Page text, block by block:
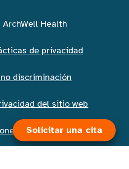
Solicitar una cita
Health
de privacidad
discriminación
del sitio web
de la mensajería móvil